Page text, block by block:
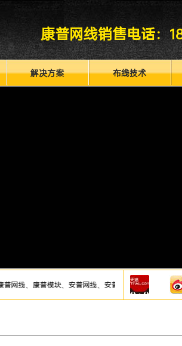
康普网线销售电话：
解决方案 布线技术
康普模块、安普网线、安普模块、耐克森网线、泛